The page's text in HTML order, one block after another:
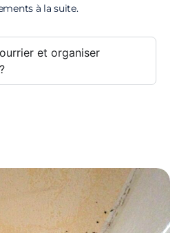
à la suite.
et organiser